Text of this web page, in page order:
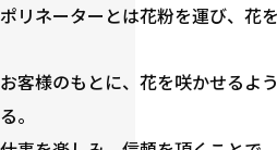
ポリネーターとは花粉を運び、花
お客様のもとに、花を咲かせるよ
る。